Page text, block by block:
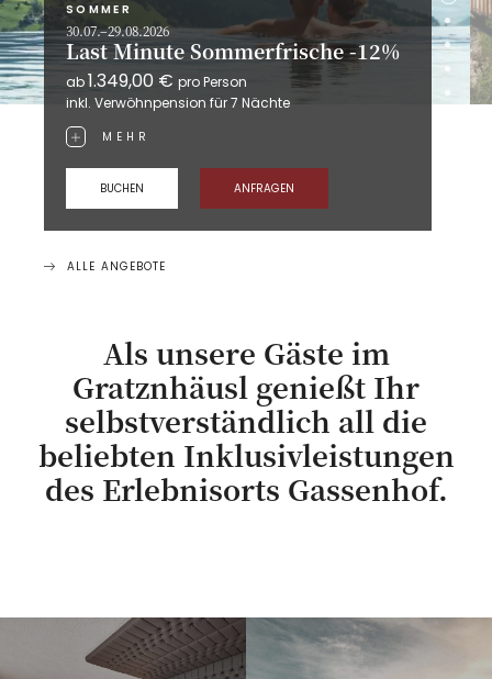
SOMMER
30.07.–29.08.2026
Last Minute Sommerfrische -12%
ab1.349,00 € pro Person
inkl. Verwöhnpension für7 Nächte
MEHR
BUCHEN ANFRAGEN
ALLE ANGEBOTE
Als unsere Gäste im
Gratznhäusl genießt Ihr
selbstverständlich all die
beliebten Inklusivleistungen
des Erlebnisorts Gassenhof.